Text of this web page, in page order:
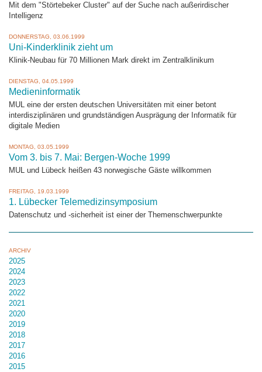
Mit dem "Störtebeker Cluster" auf der Suche nach außerirdischer
Intelligenz
DONNERSTAG, 03.06.1999
Uni-Kinderklinik zieht um
Klinik-Neubau für 70 Millionen Mark direkt im Zentralklinikum
DIENSTAG, 04.05.1999
Medieninformatik
MUL eine der ersten deutschen Universitäten mit einer betont
interdisziplinären und grundständigen Ausprägung der Informatik für
digitale Medien
MONTAG, 03.05.1999
Vom 3. bis 7. Mai: Bergen-Woche 1999
MUL und Lübeck heißen 43 norwegische Gäste willkommen
FREITAG, 19.03.1999
1. Lübecker Telemedizinsymposium
Datenschutz und -sicherheit ist einer der Themenschwerpunkte
ARCHIV
2025
2024
2023
2022
2021
2020
2019
2018
2017
2016
2015